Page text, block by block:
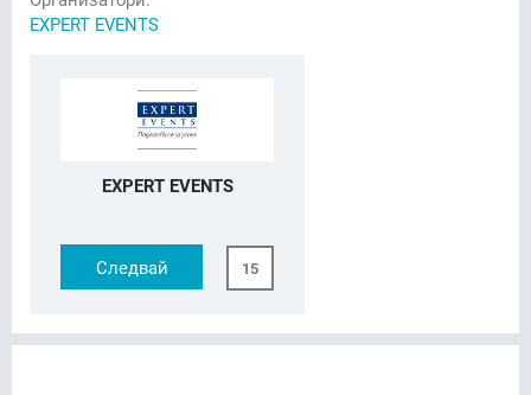
EXPERT EVENTS
EXPERT EVENTS
Следвай 15